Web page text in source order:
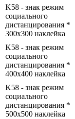
K58 - знак режим
социального
дистанцирования *
300x300 наклейка
K58 - знак режим
социального
дистанцирования *
400x400 наклейка
K58 - знак режим
социального
дистанцирования *
500x500 наклейка